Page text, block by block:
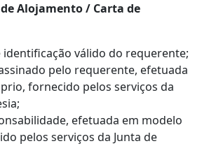
Alojamento / Carta de
válido do requerente;
pelo requerente, efetuada
fornecido pelos serviços da
efetuada em modelo
pelos serviços da Junta de